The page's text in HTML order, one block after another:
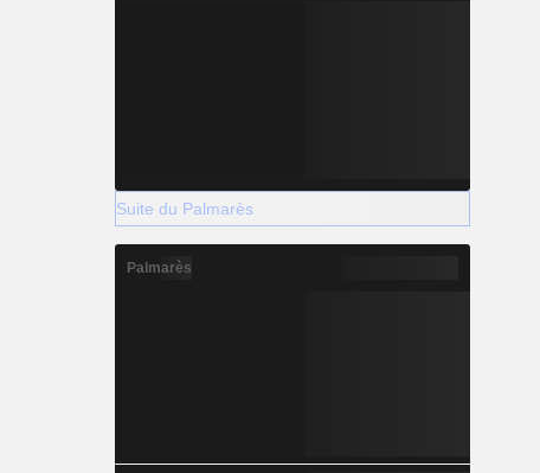
Suite du Palmarès
Palmarès